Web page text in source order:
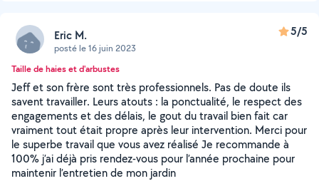
Eric M.
posté le 16 juin 2023
5/5
Taille de haies et d'arbustes
Jeff et son frère sont très professionnels. Pas de doute ils
savent travailler. Leurs atouts : la ponctualité, le respect des
engagements et des délais, le gout du travail bien fait car
vraiment tout était propre après leur intervention. Merci pour
le superbe travail que vous avez réalisé Je recommande à
100% j’ai déjà pris rendez-vous pour l’année prochaine pour
maintenir l’entretien de mon jardin